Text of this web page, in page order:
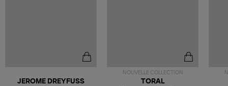
JEROME DREYFUSS
NOUVELLE COLLECTION
TORAL